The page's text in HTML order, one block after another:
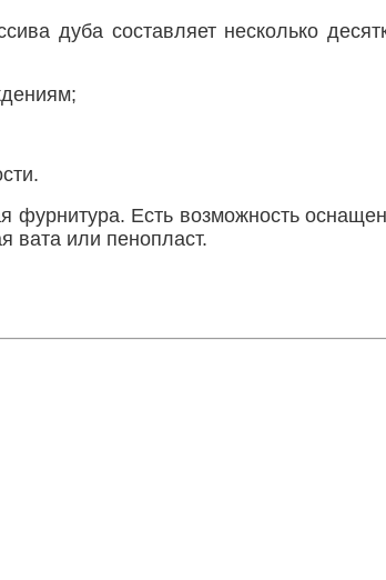
дуба составляет несколько
фурнитура. Есть возможность
вата или пенопласт.